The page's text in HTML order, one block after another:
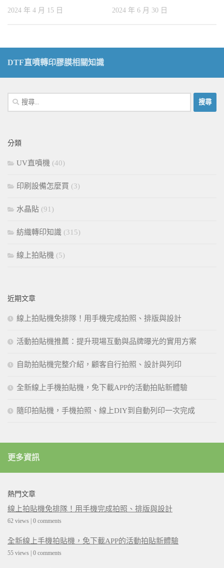
2024 年 4 月 15 日 2024 年 6 月 30 日
DTF直噴轉印膠膜相關知識
搜
尋
字:
分類
UV直噴機 (40)
印刷設備怎麼買 (3)
水晶貼 (91)
紡織轉印知識 (315)
線上拍貼機 (5)
近期文章
線上拍貼機免排隊！用手機完成拍照、排版與設計
活動拍貼機推薦：提升現場互動與品牌曝光的實用方案
自助拍貼機完整介紹，顧客自行拍照、設計與列印
全新線上手機拍貼機，免下載APP的活動拍貼新體驗
隨印拍貼機，手機拍照、線上DIY到自動列印一次完成
更多資訊
熱門文章
線上拍貼機免排隊！用手機完成拍照、排版與設計
62 views | 0 comments
全新線上手機拍貼機，免下載APP的活動拍貼新體驗
55 views | 0 comments